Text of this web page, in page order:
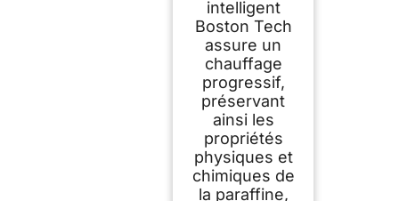
intelligent
Boston Tech
assure un
chauffage
progressif,
préservant
ainsi les
propriétés
physiques et
chimiques de
la paraffine,